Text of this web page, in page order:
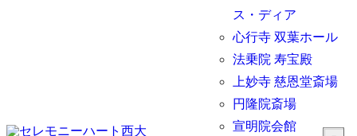
ス・ディア
心行寺 双葉ホール
法乗院 寿宝殿
上妙寺 慈恩堂斎場
円隆院斎場
宣明院会館